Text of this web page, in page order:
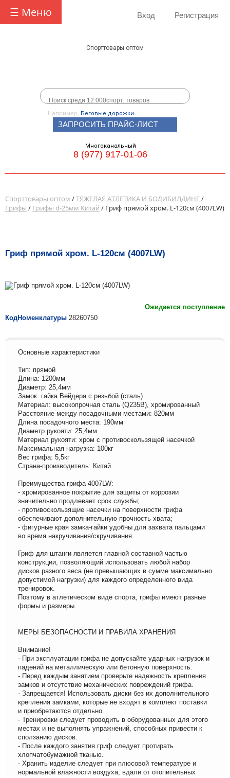
☰ Меню Вход Регистрация
Спорттовары оптом
Например, Беговые дорожки
ЗАПРОСИТЬ ПРАЙС-ЛИСТ
Многоканальный
8 (977) 917-01-06
Спорттовары оптом /ТЯЖЕЛАЯ АТЛЕТИКА И БОДИБИЛДИНГ/
Грифы / Грифы d-25мм Китай / Гриф прямой хром. L-120см (4007LW)
Гриф прямой хром. L-120см (4007LW)
Ожидается поступление
КодНоменклатуры 28260750
Основные характеристики
Тип: прямой
Длина: 1200мм
Диаметр: 25,4мм
Замок: гайка Вейдера с резьбой (сталь)
Материал: высокопрочная сталь (Q235B), хромированный
Расстояние между посадочными местами: 820мм
Длина посадочного места: 190мм
Диаметр рукояти: 25,4мм
Материал рукояти: хром с противоскользящей насечкой
Максимальная нагрузка: 100кг
Вес грифа: 5,5кг
Страна-производитель: Китай
Преимущества грифа 4007LW:
- хромированное покрытие для защиты от коррозии
значительно продлевает срок службы;
- противоскользящие насечки на поверхности грифа
обеспечивают дополнительную прочность хвата;
- фигурные края замка-гайки удобны для захвата пальцами
во время накручивания/скручивания.
Гриф для штанги является главной составной частью
конструкции, позволяющий использовать любой набор
дисков разного веса (не превышающих в сумме максимально
допустимой нагрузки) для каждого определенного вида
тренировок.
Поэтому в атлетическом виде спорта, грифы имеют разные
формы и размеры.
МЕРЫ БЕЗОПАСНОСТИ И ПРАВИЛА ХРАНЕНИЯ
Внимание!
- При эксплуатации грифа не допускайте ударных нагрузок и
падений на металлическую или бетонную поверхность.
- Перед каждым занятием проверьте надежность крепления
замков и отсутствие механических повреждений грифа.
- Запрещается! Использовать диски без их дополнительного
крепления замками, которые не входят в комплект поставки
и приобретаются отдельно.
- Тренировки следует проводить в оборудованных для этого
местах и не выполнять упражнений, способных привести к
сползанию дисков.
- После каждого занятия гриф следует протирать
хлопчатобумажной тканью.
- Хранить изделие следует при плюсовой температуре и
нормальной влажности воздуха, вдали от отопительных